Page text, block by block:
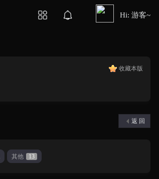
Hi: 游客~
收藏本版
返 回
其他 13